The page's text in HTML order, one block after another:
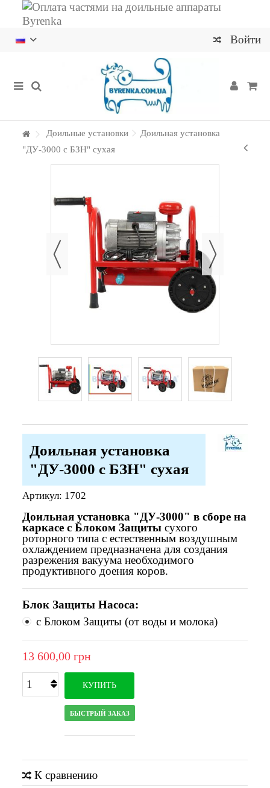
Войти
Доильные установки
Доильная установка
"ДУ-3000 с БЗН" сухая
Доильная установка
"ДУ-3000 с БЗН" сухая
Артикул: 1702
Доильная установка "ДУ-3000" в сборе на
каркасе с Блоком Защиты сухого
роторного типа с естественным воздушным
охлаждением предназначена для создания
разрежения вакуума необходимого
продуктивного доения коров.
Блок Защиты Насоса:
с Блоком Защиты (от воды и молока)
13 600,00 грн
КУПИТЬ
БЫСТРЫЙ ЗАКАЗ
К сравнению